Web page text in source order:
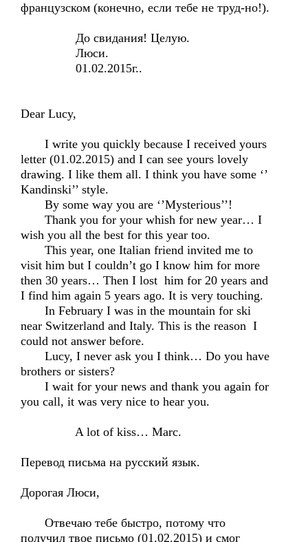
французском (конечно, если тебе не труд-но!).
До свидания! Целую.
Люси.
01.02.2015г..
Dear Lucy,
I write you quickly because I received yours
letter (01.02.2015) and I can see yours lovely
drawing. I like them all. I think you have some ‘’
Kandinski’’ style.
By some way you are ‘’Mysterious’’!
Thank you for your whish for new year… I
wish you all the best for this year too.
This year, one Italian friend invited me to
visit him but I couldn’t go I know him for more
then 30 years… Then I lost him for 20 years and
I find him again 5 years ago. It is very touching.
In February I was in the mountain for ski
near Switzerland and Italy. This is the reason I
could not answer before.
Lucy, I never ask you I think… Do you have
brothers or sisters?
I wait for your news and thank you again for
you call, it was very nice to hear you.
A lot of kiss… Marc.
Перевод письма на русский язык.
Дорогая Люси,
Отвечаю тебе быстро, потому что
получил твое письмо (01.02.2015) и смог